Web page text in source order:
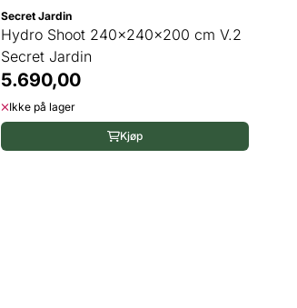
Secret Jardin
Hydro Shoot 240x240x200 cm V.2
Secret Jardin
5.690,00
Ikke på lager
Kjøp